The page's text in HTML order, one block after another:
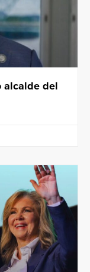
alcalde del